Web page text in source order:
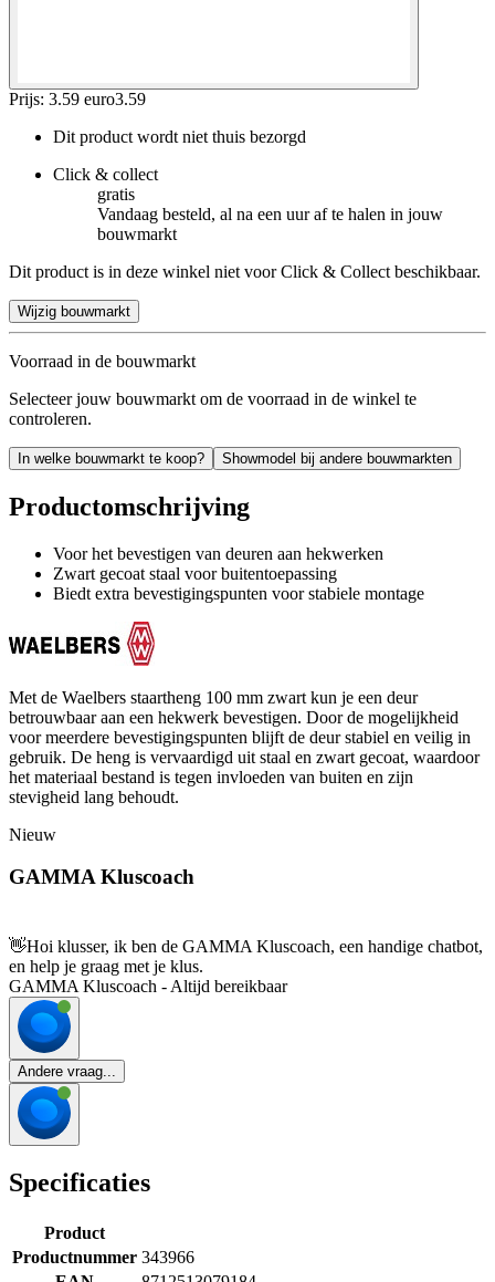
Prijs: 3.59 euro3.59
Dit product wordt niet thuis bezorgd
Click & collect
gratis
Vandaag besteld, al na een uur af te halen in jouw
bouwmarkt
Dit product is in deze winkel niet voor Click & Collect beschikbaar.
Wijzig bouwmarkt
Voorraad in de bouwmarkt
Selecteer jouw bouwmarkt om de voorraad in de winkel te
controleren.
In welke bouwmarkt te koop? Showmodel bij andere bouwmarkten
Productomschrijving
Voor het bevestigen van deuren aan hekwerken
Zwart gecoat staal voor buitentoepassing
Biedt extra bevestigingspunten voor stabiele montage
Met de Waelbers staartheng 100 mm zwart kun je een deur
betrouwbaar aan een hekwerk bevestigen. Door de mogelijkheid
voor meerdere bevestigingspunten blijft de deur stabiel en veilig in
gebruik. De heng is vervaardigd uit staal en zwart gecoat, waardoor
het materiaal bestand is tegen invloeden van buiten en zijn
stevigheid lang behoudt.
Nieuw
GAMMA Kluscoach
👋Hoi klusser, ik ben de GAMMA Kluscoach, een handige chatbot,
en help je graag met je klus.
GAMMA Kluscoach - Altijd bereikbaar
Andere vraag...
Specificaties
Product
Productnummer 343966